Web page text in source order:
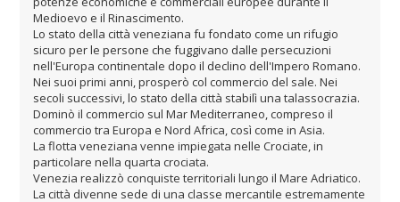
Medioevo e il Rinascimento.
Lo stato della città veneziana fu fondato come un rifugio
sicuro per le persone che fuggivano dalle persecuzioni
nell'Europa continentale dopo il declino dell'Impero Romano.
Nei suoi primi anni, prosperò col commercio del sale. Nei
secoli successivi, lo stato della città stabilì una talassocrazia.
Dominò il commercio sul Mar Mediterraneo, compreso il
commercio tra Europa e Nord Africa, così come in Asia.
La flotta veneziana venne impiegata nelle Crociate, in
particolare nella quarta crociata.
Venezia realizzò conquiste territoriali lungo il Mare Adriatico.
La città divenne sede di una classe mercantile estremamente